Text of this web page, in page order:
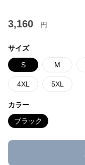
3,160 円
サイズ
S M
4XL 5XL
カラー
ブラック